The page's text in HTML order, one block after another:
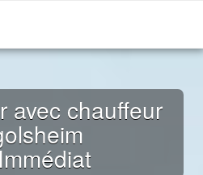
avec chauffeur